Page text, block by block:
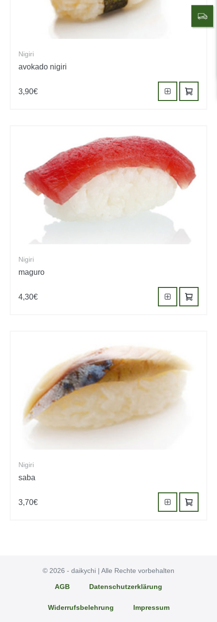
Nigiri
avokado nigiri
3,90€
Nigiri
maguro
4,30€
Nigiri
saba
3,70€
© 2026 - daikychi | Alle Rechte vorbehalten
AGB Datenschutzerklärung
Widerrufsbelehrung Impressum